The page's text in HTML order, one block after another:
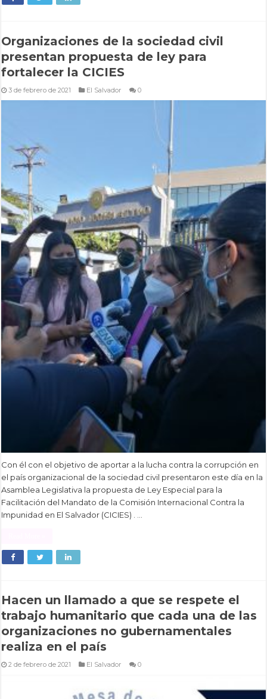
Organizaciones de la sociedad civil
presentan propuesta de ley para
fortalecer la CICIES
3 de febrero de 2021 El Salvador 0
Con él con el objetivo de aportar a la lucha contra la corrupción en
el país organizacional de la sociedad civil presentaron este día en la
Asamblea Legislativa la propuesta de Ley Especial para la
Facilitación del Mandato de la Comisión Internacional Contra la
Impunidad en El Salvador (CICIES) . …
Hacen un llamado a que se respete el
trabajo humanitario que cada una de las
organizaciones no gubernamentales
realiza en el país
2 de febrero de 2021 El Salvador 0